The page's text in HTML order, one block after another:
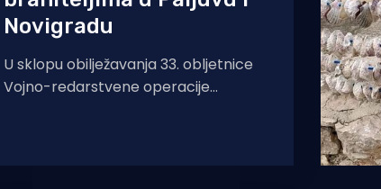
Novigradu
U sklopu obilježavanja 33. obljetnice
Vojno-redarstvene operacije